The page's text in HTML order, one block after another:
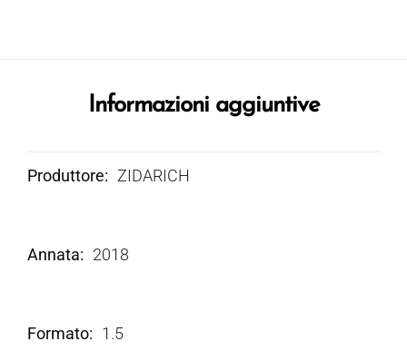
Informazioni aggiuntive
Produttore ZIDARICH
Annata 2018
Formato 1.5